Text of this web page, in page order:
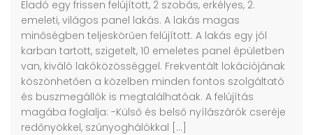
Eladó egy frissen felújított, 2 szobás, erkélyes, 2.
emeleti, világos panel lakás. A lakás magas
minőségben teljeskörűen felújított. A lakás egy jól
karban tartott, szigetelt, 10 emeletes panel épületben
van, kiváló lakóközösséggel. Frekventált lokációjának
köszönhetően a közelben minden fontos szolgáltató
és buszmegállók is megtalálhatóak. A felújítás
magába foglalja: -Külső és belső nyílászárók cseréje
redőnyökkel, szúnyoghálókkal […]